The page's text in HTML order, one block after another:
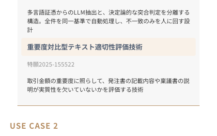
多言語証憑からのLLM抽出と、決定論的な突合判定を分離する
構造。全件を同一基準で自動処理し、不一致のみを人に回す設
計
重要度対比型テキスト適切性評価技術
特願2025-155522
取引金額の重要度に照らして、発注書の記載内容や稟議書の説
明が実質性を欠いていないかを評価する技術
USE CASE 2